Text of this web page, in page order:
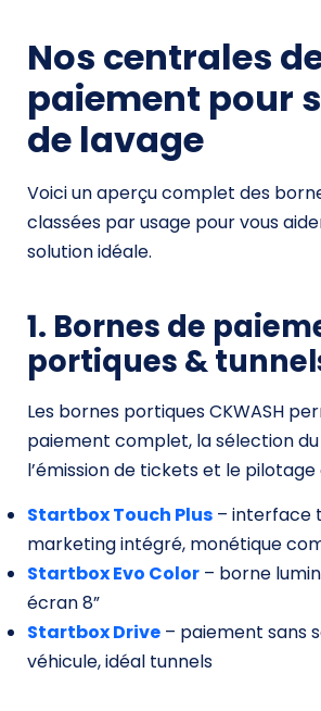
Nos centrales
paiement pour
de lavage
Voici un aperçu complet des
classées par usage pour vous
solution idéale.
1. Bornes de
portiques &
Les bornes portiques CKWASH
paiement complet, la sélection
l’émission de tickets et le
Startbox Touch Plus – interface
marketing intégré, monétique
Startbox Evo Color – borne
écran 8”
Startbox Drive – paiement sans
véhicule, idéal tunnels